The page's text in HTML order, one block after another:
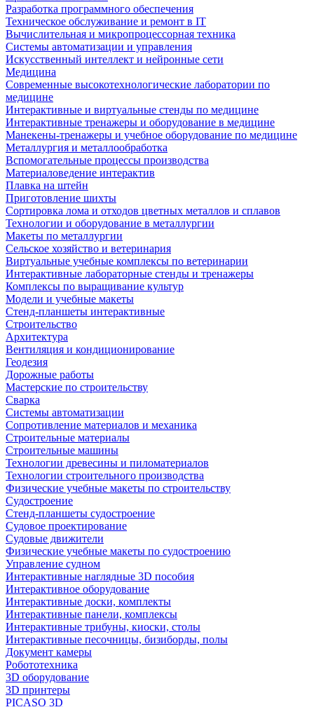
Разработка программного обеспечения
Техническое обслуживание и ремонт в IT
Вычислительная и микропроцессорная техника
Системы автоматизации и управления
Искусственный интеллект и нейронные сети
Медицина
Современные высокотехнологические лаборатории по
медицине
Интерактивные и виртуальные стенды по медицине
Интерактивные тренажеры и оборудование в медицине
Манекены-тренажеры и учебное оборудование по медицине
Металлургия и металлообработка
Вспомогательные процессы производства
Материаловедение интерактив
Плавка на штейн
Приготовление шихты
Сортировка лома и отходов цветных металлов и сплавов
Технологии и оборудование в металлургии
Макеты по металлургии
Сельское хозяйство и ветеринария
Виртуальные учебные комплексы по ветеринарии
Интерактивные лабораторные стенды и тренажеры
Комплексы по выращивание культур
Модели и учебные макеты
Стенд-планшеты интерактивные
Строительство
Архитектура
Вентиляция и кондиционирование
Геодезия
Дорожные работы
Мастерские по строительству
Сварка
Системы автоматизации
Сопротивление материалов и механика
Строительные материалы
Строительные машины
Технологии древесины и пиломатериалов
Технологии строительного производства
Физические учебные макеты по строительству
Судостроение
Стенд-планшеты судостроение
Судовое проектирование
Судовые движители
Физические учебные макеты по судостроению
Управление судном
Интерактивные наглядные 3D пособия
Интерактивное оборудование
Интерактивные доски, комплекты
Интерактивные панели, комплексы
Интерактивные трибуны, киоски, столы
Интерактивные песочницы, бизиборды, полы
Документ камеры
Робототехника
3D оборудование
3D принтеры
PICASO 3D